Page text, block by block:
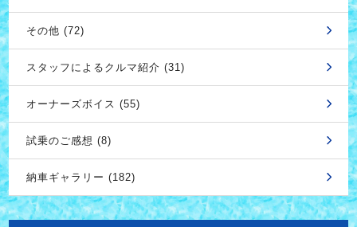
その他 (72)
スタッフによるクルマ紹介 (31)
オーナーズボイス (55)
試乗のご感想 (8)
納車ギャラリー (182)